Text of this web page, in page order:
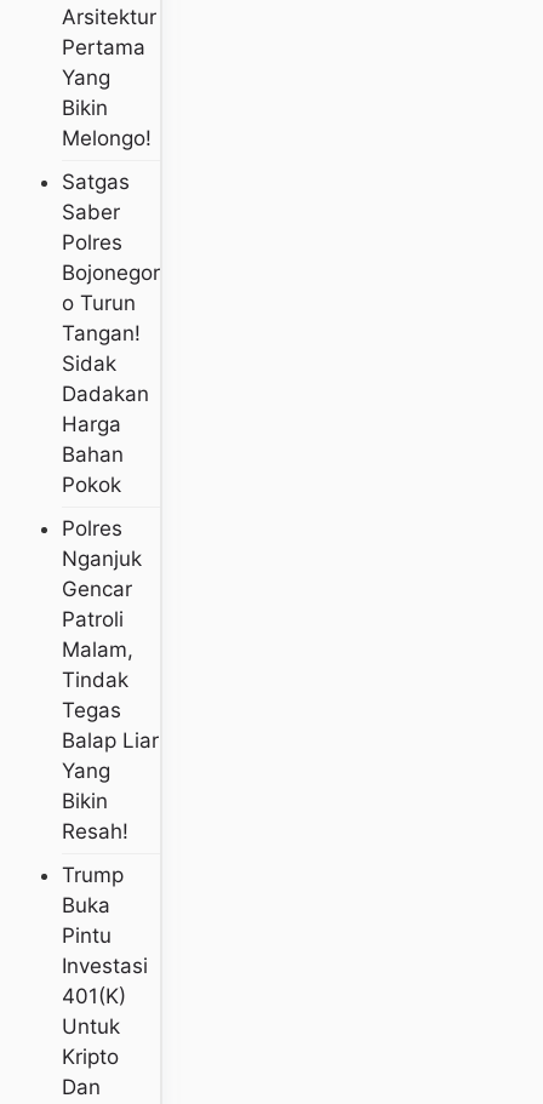
Arsitektur
Pertama
Yang
Bikin
Melongo!
Satgas
Saber
Polres
Bojonegor
O Turun
Tangan!
Sidak
Dadakan
Harga
Bahan
Pokok
Polres
Nganjuk
Gencar
Patroli
Malam,
Tindak
Tegas
Balap Liar
Yang
Bikin
Resah!
Trump
Buka
Pintu
Investasi
401(k)
Untuk
Kripto
Dan